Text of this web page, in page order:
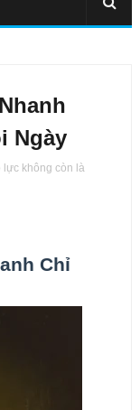
Ngày
lực không còn là
Chỉ